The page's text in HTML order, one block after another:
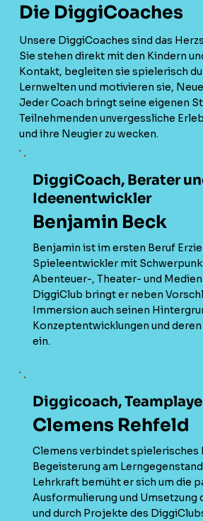
Die DiggiCoaches
Unsere DiggiCoaches sind das
Sie stehen direkt mit den Kindern
Kontakt, begleiten sie spielerisch
Lernwelten und motivieren sie,
Jeder Coach bringt seine eigenen
Teilnehmenden unvergessliche
und ihre Neugier zu wecken.
Benjamin Beck
DiggiCoach, Berater
Ideenentwickler
Benjamin ist im ersten Beruf
Spieleentwickler mit
Abenteuer-, Theater- und
DiggiClub bringt er neben
Immersion auch seinen
Konzeptentwicklungen und
ein.
Clemens Rehfeld
Diggicoach,
Clemens verbindet spielerisches
Begeisterung am
Lehrkraft bemüht er sich um die
Ausformulierung und Umsetzung
und durch Projekte des